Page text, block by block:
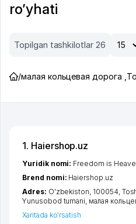
ro’yhati
Topilgan tashkilotlar 26
/малая кольцевая дорога
1. Haiershop.uz
Yuridik nomi: Freedom is
Brend nomi: Haiershop.uz
Adres: O'zbekiston, 100054,
Yunusobod tumani, малая
Xaritada ko'rsatish